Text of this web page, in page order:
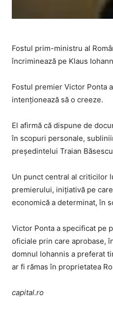
Fostul prim-ministru al
încriminează pe Klaus
Fostul premier Victor Ponta
intenționează să o creeze.
El afirmă că dispune de
în scopuri personale,
președintelui Traian
Un punct central al criticilor
premierului, inițiativă pe
economică a determinat, în
Victor Ponta a specificat pe
oficiale prin care aprobase,
domnul Iohannis a preferat
ar fi rămas în proprietatea
capital.ro